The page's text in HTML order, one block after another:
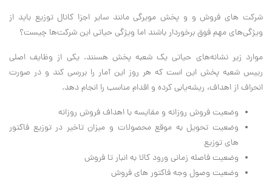
شرکت های فروش و و پخش مویرگی مانند سایر اجزا کانال توزیع باید از
ویژگی‌های مهم فوق برخوردار باشند اما ویژگی حیاتی این شرکت‌ها چیست؟
موارد زیر نشانه‌های حیاتی یک شعبه پخش هسنند. یکی از وظایف اصلی
رییس شعبه پخش این است که هر روز این آمار را بررسی کند و در صورت
انحراف از اهداف، ریشه‌یابی کرده و اقدام مناسب را انجام دهد.
وضعیت فروش روزانه و مقایسه با اهداف فروش روزانه
وضعیت تحویل به موقع محصولات و میزان تاخیر در توزیع فاکتور
های توزیع
وضعیت فاصله زمانی ورود کالا به انبار تا فروش
وضعیت وصول وجه فاکتور های فروش